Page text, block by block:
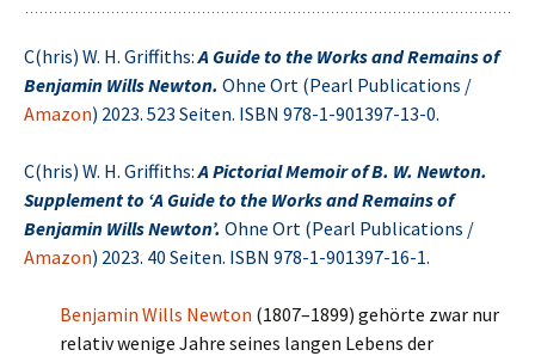
C(hris) W. H. Griffiths:A Guide to the Works and Remains of
Benjamin Wills Newton. Ohne Ort (Pearl Publications /
Amazon) 2023. 523 Seiten. ISBN 978-1-901397-13-0.
C(hris) W. H. Griffiths:A Pictorial Memoir of B. W. Newton.
Supplement to ‘A Guide to the Works and Remains of
Benjamin Wills Newton’. Ohne Ort (Pearl Publications /
Amazon) 2023. 40 Seiten. ISBN 978-1-901397-16-1.
Benjamin Wills Newton (1807–1899) gehörte zwar nur
relativ wenige Jahre seines langen Lebens der